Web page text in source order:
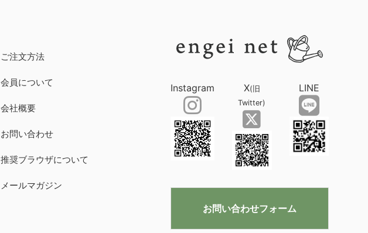
ご注文方法
会員について
会社概要
お問い合わせ
推奨ブラウザについて
メールマガジン
Instagram X(旧
Twitter)
LINE
お問い合わせフォーム